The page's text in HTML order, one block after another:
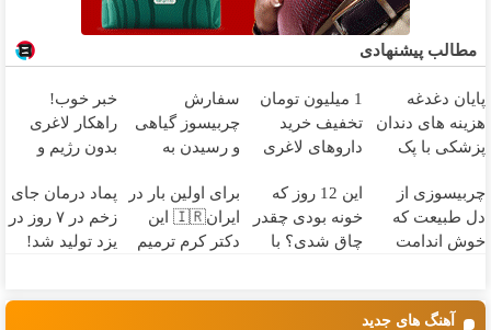
مطالب پیشنهادی
پایان دغدغه
هزینه های دندان
پزشکی با پک
خانگی
1 میلیون تومان
تخفیف خرید
داروهای لاغری
داروخانه و پک
یخ!
سفارش
چربیسوز گیاهی
و رسیدن به
تخفیف ویژه!
همراه مجوز
خبر خوب!
راهکار لاغری
بدون رژیم و
جهت ثبت
سفارش با
تخفیف
چربیسوزی از
دل طبیعت که
خوش اندامت
شو
این 12 روز که
خونه بودی چقدر
چاق شدی؟ با
برای اولین بار در
ایران🇮🇷 این
دکتر کرم ترمیم
پماد درمان جای
زخم در ۷ روز در
یزد تولید شد!
آهنگ های جدید